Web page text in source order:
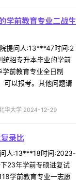
学前教育专业二战生
提问人:13***47时间:2
招专升本毕业的学前
前教育专业全日制
可以报考。其他问题请
华大学 2024-12-29
录比
人:13***18时间:2023-
23年学前专硕进复试
学前教育专业一志愿